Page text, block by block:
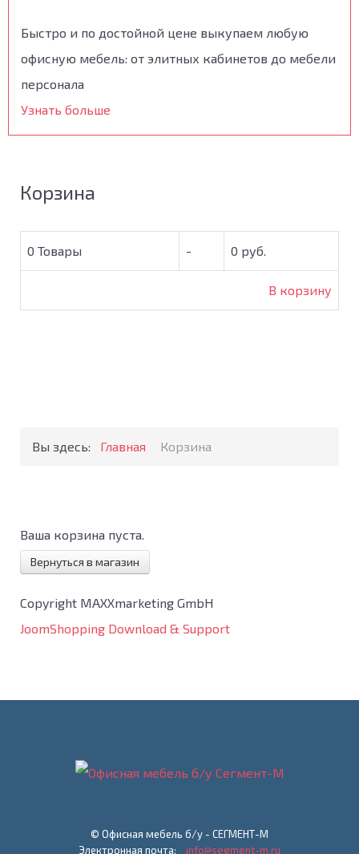
Быстро и по достойной цене выкупаем любую
офисную мебель: от элитных кабинетов до мебели
персонала
Узнать больше
Корзина
0 Товары - 0 руб.
В корзину
Вы здесь: Главная Корзина
Ваша корзина пуста.
Вернуться в магазин
Copyright MAXXmarketing GmbH
JoomShopping Download & Support
© Офисная мебель б/у - СЕГМЕНТ-М
Электронная почта: info@segment-m.ru